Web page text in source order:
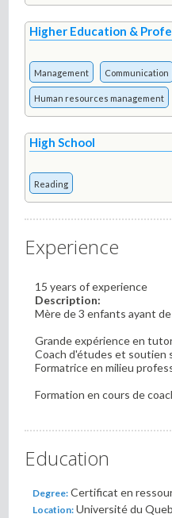
Higher Education &
Management Communication
Human resources management
High School
Reading
Experience
15 years of experience
Description:
Mère de 3 enfants ayant
Grande expérience en
Coach d'études et soutien
Formatrice en milieu
Formation en cours de
Education
Degree: Certificat en
Location: Université du